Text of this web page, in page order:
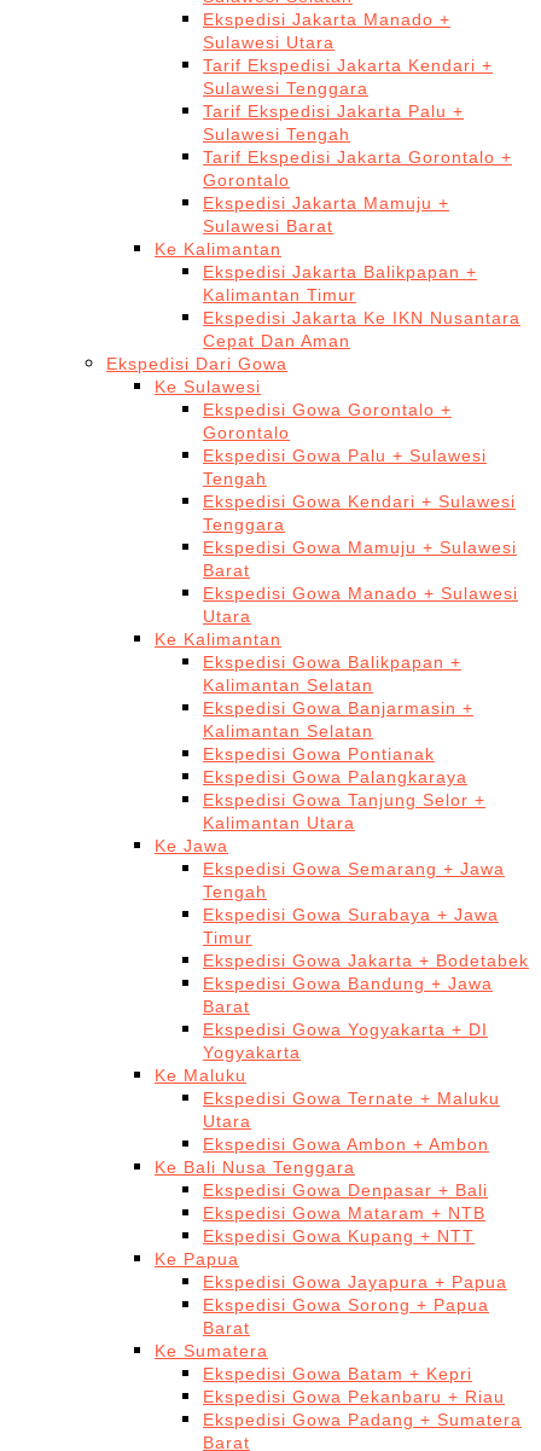
Ekspedisi Jakarta Manado +
Sulawesi Utara
Tarif Ekspedisi Jakarta Kendari +
Sulawesi Tenggara
Tarif Ekspedisi Jakarta Palu +
Sulawesi Tengah
Tarif Ekspedisi Jakarta Gorontalo +
Gorontalo
Ekspedisi Jakarta Mamuju +
Sulawesi Barat
Ke Kalimantan
Ekspedisi Jakarta Balikpapan +
Kalimantan Timur
Ekspedisi Jakarta Ke IKN Nusantara
Cepat Dan Aman
Ekspedisi Dari Gowa
Ke Sulawesi
Ekspedisi Gowa Gorontalo +
Gorontalo
Ekspedisi Gowa Palu + Sulawesi
Tengah
Ekspedisi Gowa Kendari + Sulawesi
Tenggara
Ekspedisi Gowa Mamuju + Sulawesi
Barat
Ekspedisi Gowa Manado + Sulawesi
Utara
Ke Kalimantan
Ekspedisi Gowa Balikpapan +
Kalimantan Selatan
Ekspedisi Gowa Banjarmasin +
Kalimantan Selatan
Ekspedisi Gowa Pontianak
Ekspedisi Gowa Palangkaraya
Ekspedisi Gowa Tanjung Selor +
Kalimantan Utara
Ke Jawa
Ekspedisi Gowa Semarang + Jawa
Tengah
Ekspedisi Gowa Surabaya + Jawa
Timur
Ekspedisi Gowa Jakarta + Bodetabek
Ekspedisi Gowa Bandung + Jawa
Barat
Ekspedisi Gowa Yogyakarta + DI
Yogyakarta
Ke Maluku
Ekspedisi Gowa Ternate + Maluku
Utara
Ekspedisi Gowa Ambon + Ambon
Ke Bali Nusa Tenggara
Ekspedisi Gowa Denpasar + Bali
Ekspedisi Gowa Mataram + NTB
Ekspedisi Gowa Kupang + NTT
Ke Papua
Ekspedisi Gowa Jayapura + Papua
Ekspedisi Gowa Sorong + Papua
Barat
Ke Sumatera
Ekspedisi Gowa Batam + Kepri
Ekspedisi Gowa Pekanbaru + Riau
Ekspedisi Gowa Padang + Sumatera
Barat